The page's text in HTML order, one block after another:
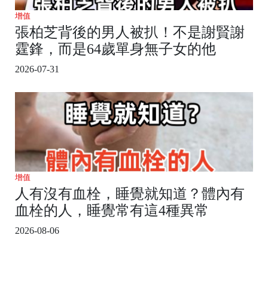
增值
張柏芝背後的男人被扒！不是謝賢謝
霆鋒，而是64歲單身無子女的他
2026-07-31
增值
人有沒有血栓，睡覺就知道？體內有
血栓的人，睡覺常有這4種異常
2026-08-06